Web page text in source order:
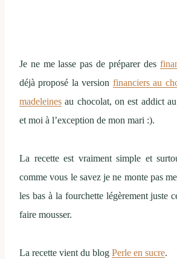
Je ne me lasse pas de préparer des
déjà proposé la version financiers au
madeleines au chocolat, on est addict
et moi à l’exception de mon mari :).
La recette est vraiment simple et
comme vous le savez je ne monte pas
les bas à la fourchette légèrement juste
faire mousser.
La recette vient du blog Perle en sucre.